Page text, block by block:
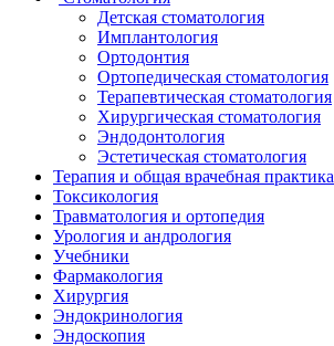
Детская стоматология
Имплантология
Ортодонтия
Ортопедическая стоматология
Терапевтическая стоматология
Хирургическая стоматология
Эндодонтология
Эстетическая стоматология
Терапия и общая врачебная практика
Токсикология
Травматология и ортопедия
Урология и андрология
Учебники
Фармакология
Хирургия
Эндокринология
Эндоскопия